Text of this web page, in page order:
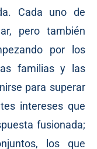
Cada uno de
pero también
por los
familias y las
para superar
intereses que
fusionada;
los que